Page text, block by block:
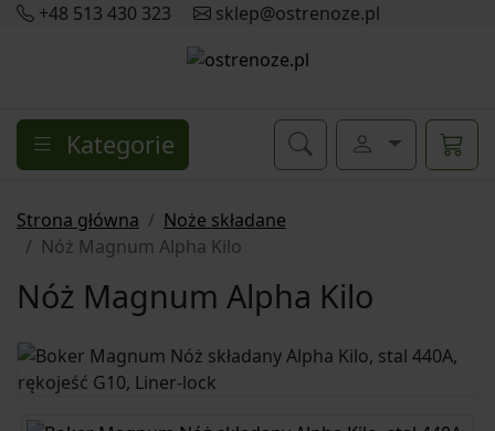
+48 513 430 323 sklep@ostrenoze.pl
Kategorie
Strona główna
Noże składane
Nóż Magnum Alpha Kilo
Nóż Magnum Alpha Kilo